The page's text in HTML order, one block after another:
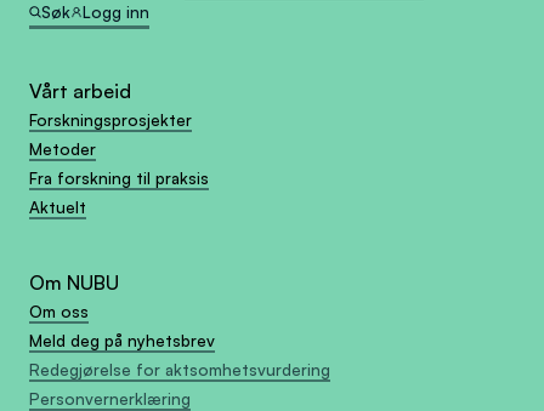
Søk
Logg inn
Vårt arbeid
Forskningsprosjekter
Metoder
Fra forskning til praksis
Aktuelt
Om NUBU
Om oss
Meld deg på nyhetsbrev
Redegjørelse for aktsomhetsvurdering
Personvernerklæring